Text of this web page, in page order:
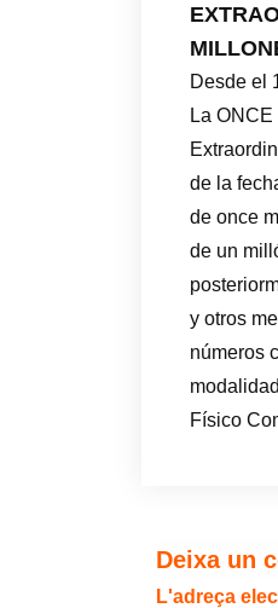
Desde el
La
de la
de once
de un
y otros
números
Físico
Deixa un
L'adreça